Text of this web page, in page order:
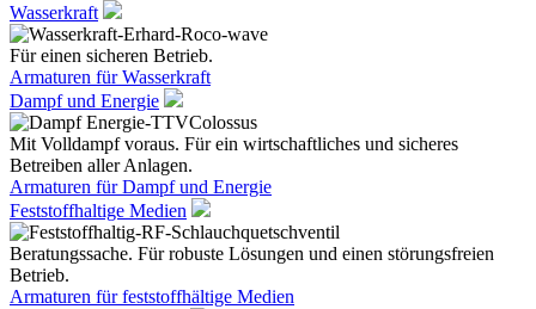
Wasserkraft
Für einen sicheren Betrieb.
Armaturen für Wasserkraft
Dampf und Energie
Mit Volldampf voraus. Für ein wirtschaftliches und sicheres
Betreiben aller Anlagen.
Armaturen für Dampf und Energie
Feststoffhaltige Medien
Beratungssache. Für robuste Lösungen und einen störungsfreien
Betrieb.
Armaturen für feststoffhältige Medien